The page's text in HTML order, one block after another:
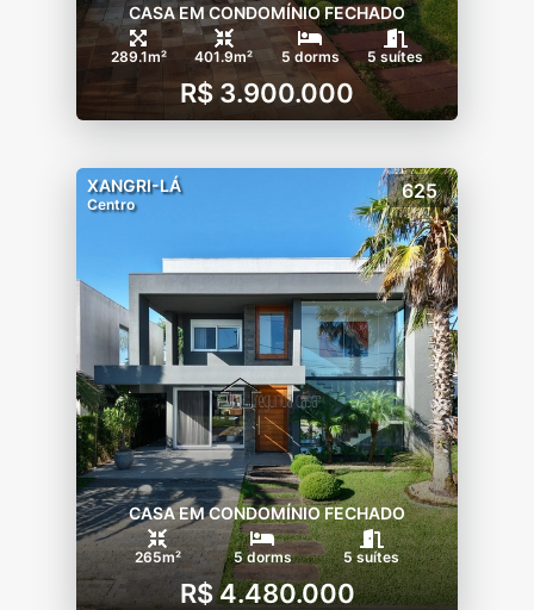
CASA EM CONDOMÍNIO FECHADO
289.1m² 401.9m² 5 dorms 5 suítes
R$ 3.900.000
XANGRI-LÁ
Centro
625
CASA EM CONDOMÍNIO FECHADO
265m² 5 dorms 5 suítes
R$ 4.480.000